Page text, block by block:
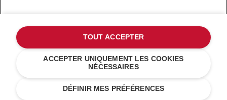
forme du robot pâtissier multifonction sont des marques
commerciales aux États-Unis et ailleurs.
Gérer mes cookies
Politique de confidentialité
Politique en matière de cookies
Résolution des litiges en ligne
DÉFINIR MES PRÉFÉRENCES
ACCEPTER UNIQUEMENT LES COOKIES
NÉCESSAIRES
TOUT ACCEPTER